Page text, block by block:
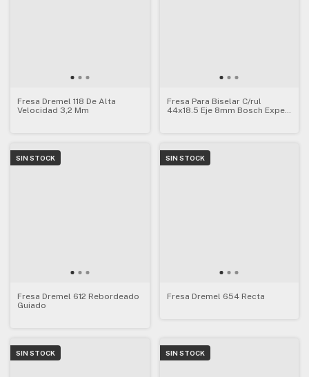
Fresa Dremel 118 De Alta
Velocidad 3,2 Mm
Fresa Para Biselar C/rul
44x18.5 Eje 8mm Bosch Expert
SIN STOCK
Fresa Dremel 612 Rebordeado
Guiado
SIN STOCK
Fresa Dremel 654 Recta
SIN STOCK SIN STOCK